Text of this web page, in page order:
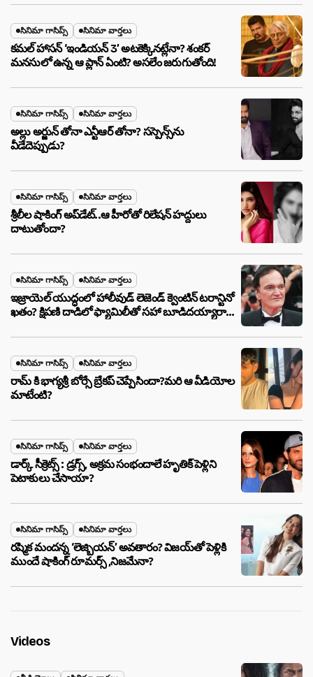
సినిమా గాసిప్స్ సినిమా వార్తలు
కమల్ హాసన్ ‘ఇండియన్ 3’ అటకెక్కినట్లేనా? శంకర్
మనసులో ఉన్న ఆ ప్లాన్ ఏంటి? అసలేం జరుగుతోంది!
సినిమా గాసిప్స్ సినిమా వార్తలు
అల్లు అర్జున్ తోనా ఎన్టీఆర్ తోనా? సస్పెన్స్‌ను
వీడేదెప్పుడు?
సినిమా గాసిప్స్ సినిమా వార్తలు
శ్రీలీల షాకింగ్ అప్‌డేట్..ఆ హీరోతో రిలేషన్ హద్దులు
దాటుతోందా?
సినిమా గాసిప్స్ సినిమా వార్తలు
ఇజ్రాయెల్ యుద్ధంలో హాలీవుడ్ లెజెండ్ క్వెంటిన్ టరాన్టినో
ఖతం? క్షిపణి దాడిలో ఫ్యామిలీతో సహా బూడిదయ్యారా?
సినిమా గాసిప్స్ సినిమా వార్తలు
రామ్ కి భాగ్యశ్రీ బోర్సే బ్రేకప్ చెప్పేసిందా?మరి ఆ వీడియోల
మాటేంటి?
సినిమా గాసిప్స్ సినిమా వార్తలు
డార్క్ సీక్రెట్స్ : డ్రగ్స్, అక్రమ సంభందాలే హృతిక్ పెళ్లిని
పెటాకులు చేసాయా?
సినిమా గాసిప్స్ సినిమా వార్తలు
రష్మిక మందన్న ‘లెజ్బియన్’ అవతారం? విజయ్‌తో పెళ్లికి
ముందే షాకింగ్ రూమర్స్ ,నిజమేనా?
Videos